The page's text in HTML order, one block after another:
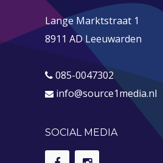
Lange Marktstraat 1
8911 AD Leeuwarden
085-0047302
info@source1media.nl
SOCIAL MEDIA